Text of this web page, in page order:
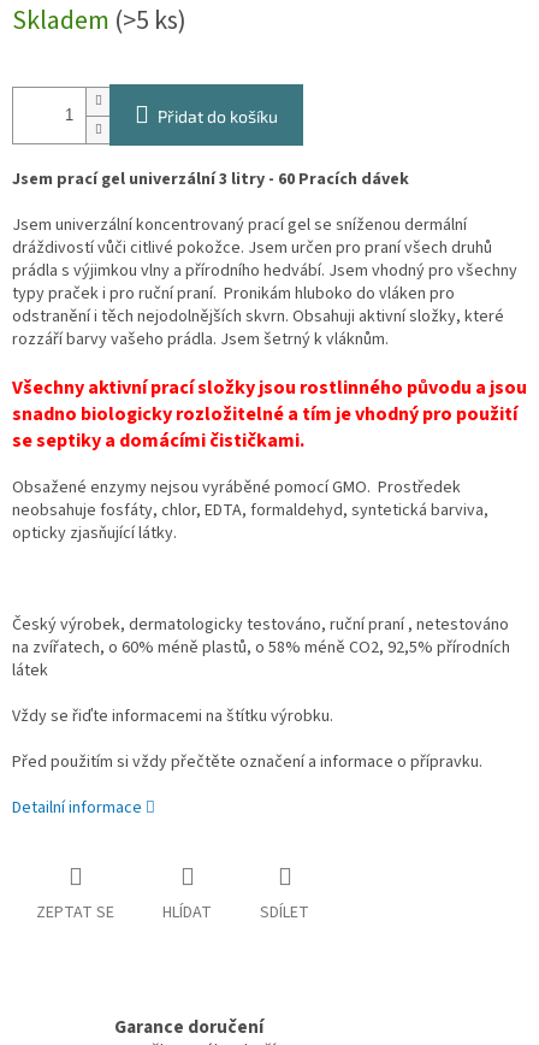
cena:
Skladem (>5 ks)
Přidat do košíku
Jsem prací gel univerzální 3 litry - 60 Pracích dávek
Jsem univerzální koncentrovaný prací gel se sníženou dermální
dráždivostí vůči citlivé pokožce. Jsem určen pro praní všech druhů
prádla s výjimkou vlny a přírodního hedvábí. Jsem vhodný pro všechny
typy praček i pro ruční praní. Pronikám hluboko do vláken pro
odstranění i těch nejodolnějších skvrn. Obsahuji aktivní složky, které
rozzáří barvy vašeho prádla. Jsem šetrný k vláknům.
Všechny aktivní prací složky jsou rostlinného původu a jsou
snadno biologicky rozložitelné a tím je vhodný pro použití
se septiky a domácími čističkami.
Obsažené enzymy nejsou vyráběné pomocí GMO. Prostředek
neobsahuje fosfáty, chlor, EDTA, formaldehyd, syntetická barviva,
opticky zjasňující látky.
Český výrobek, dermatologicky testováno, ruční praní , netestováno
na zvířatech, o 60% méně plastů, o 58% méně CO2, 92,5% přírodních
látek
Vždy se řiďte informacemi na štítku výrobku.
Před použitím si vždy přečtěte označení a informace o přípravku.
Detailní informace
ZEPTAT SE HLÍDAT SDÍLET
Garance doručení